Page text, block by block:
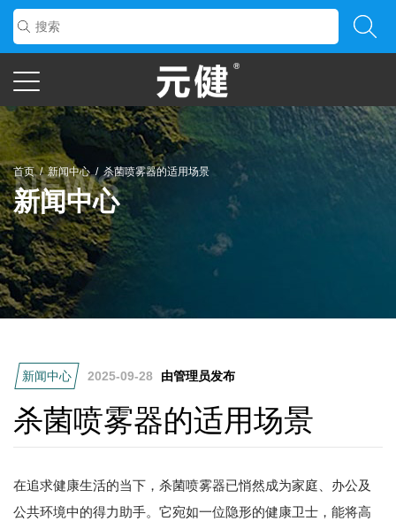
首页 / 新闻中心 / 杀菌喷雾器的适用场景
新闻中心
新闻中心 2025-09-28 由管理员发布
杀菌喷雾器的适用场景
在追求健康生活的当下，杀菌喷雾器已悄然成为家庭、办公及
公共环境中的得力助手。它宛如一位隐形的健康卫士，能将高